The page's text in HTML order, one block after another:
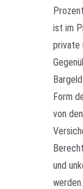
ist im
private
Form
von
und
werden.